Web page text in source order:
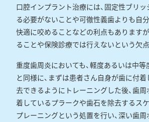
口腔インプラント治療には、固定性ブリ
る必要がないことや可徹性義歯よりも自
快適に咬めることなどの利点もあります
ることや保険診療では行えないという欠点
重度歯周炎においても、軽度あるいは中
と同様に、まずは患者さん自身が歯に付
去できるようにトレーニングした後、歯
着しているプラークや歯石を除去するス
プレーニングという処置を行い、深い歯